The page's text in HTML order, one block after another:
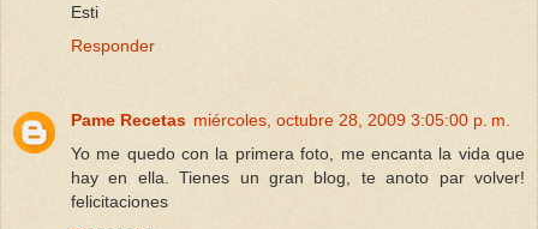
Esti
Responder
Pame Recetas miércoles, octubre 28, 2009 3:05:00 p. m.
Yo me quedo con la primera foto, me encanta la vida que
hay en ella. Tienes un gran blog, te anoto par volver!
felicitaciones